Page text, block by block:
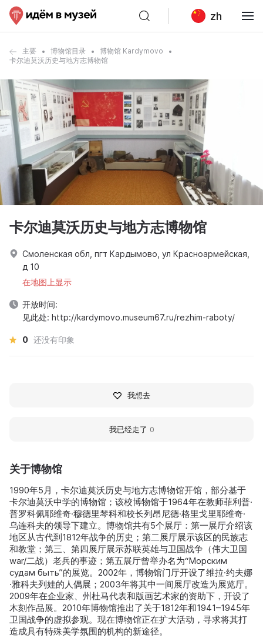
zh
主要 博物馆目录
博物馆 Kardymovo
卡尔迪莫沃历史与地方志博物馆
关于博物馆
1990年5月，卡尔迪莫沃历史与地方志博物馆开馆，部分基于
卡尔迪莫沃中学的博物馆；该校博物馆于1964年在教师菲利普·
普罗科佩耶维奇·穆德里琴科和校长列昂尼德·格里戈里耶维奇·
乌连科夫的领导下建立。博物馆共有5个展厅：第一展厅介绍该
地区从古代到1812年战争的历史；第二展厅展示该区的民族志
和教堂；第三、第四展厅展示苏联英雄与卫国战争（伟大卫国
war/二战）老兵的事迹；第五展厅曾举办名为“Морским
судам быть”的展览。2002年，博物馆门厅开设了维拉·约夫娜
·雅科夫列娃的人偶展；2003年将其中一间展厅改造为展览厅。
2009年在企业家、州杜马代表和版画艺术家的资助下，开设了
木刻作品展。2010年博物馆推出了关于1812年和1941–1945年
卫国战争的虚拟参观。现在博物馆正在扩大活动，寻求将其打
造成具有特殊美学氛围的机构的新途径。
卡尔迪莫沃历史与地方志博物馆
Смоленская обл, пгт Кардымово, ул Красноармейская,
д 10
在地图上显示
开放时间:
见此处: http://kardymovo.museum67.ru/rezhim-raboty/
0 还没有印象
我想去
我已经走了 0